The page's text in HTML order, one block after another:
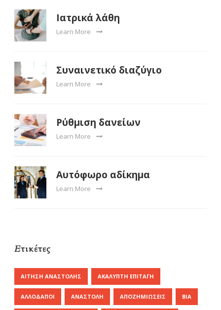
Ιατρικά λάθη
Learn More
Συναινετικό διαζύγιο
Learn More
Ρύθμιση δανείων
Learn More
Αυτόφωρο αδίκημα
Learn More
Ετικέτες
ΑΊΤΗΣΗ ΑΝΑΣΤΟΛΉΣ ΑΚΆΛΥΠΤΗ ΕΠΙΤΑΓΉ
ΑΛΛΟΔΑΠΟΊ ΑΝΑΣΤΟΛΉ ΑΠΟΖΗΜΙΏΣΕΙΣ ΒΊΑ